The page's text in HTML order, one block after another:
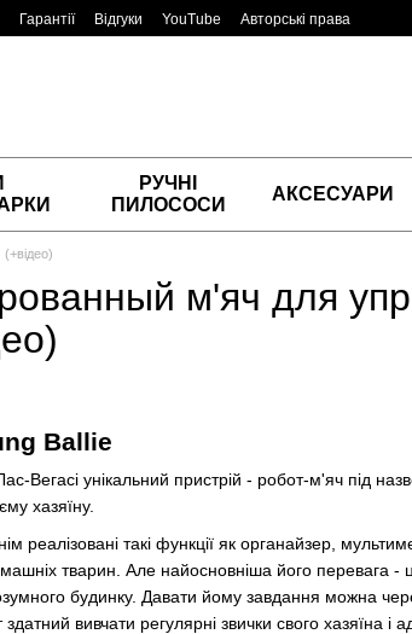
Гарантії Відгуки YouTube
Авторські права
РУЧНІ
ПИЛОСОСИ
АКСЕСУАРИ
м'яч для
Ballie
Вегасі унікальний пристрій - робот-м'яч під
хазяїну.
такі функції як органайзер,
тварин. Але найосновніша його перевага -
будинку. Давати йому завдання можна
вивчати регулярні звички свого хазяїна і